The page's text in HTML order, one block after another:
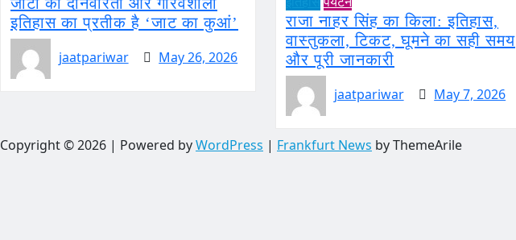
इतिहास का प्रतीक है ‘जाट का कुआं’
jaatpariwar
May 26, 2026
राजा नाहर सिंह का किला: इतिहास,
वास्तुकला, टिकट, घूमने का सही समय
और पूरी जानकारी
jaatpariwar
May 7, 2026
Copyright © 2026 | Powered byWordPress | Frankfurt News by ThemeArile